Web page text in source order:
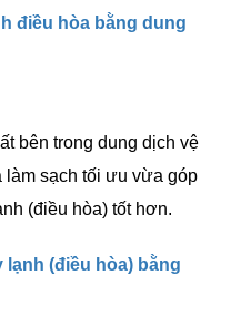
điều hòa bằng dung
bên trong dung dịch vệ
làm sạch tối ưu vừa góp
(điều hòa) tốt hơn.
(điều hòa) bằng